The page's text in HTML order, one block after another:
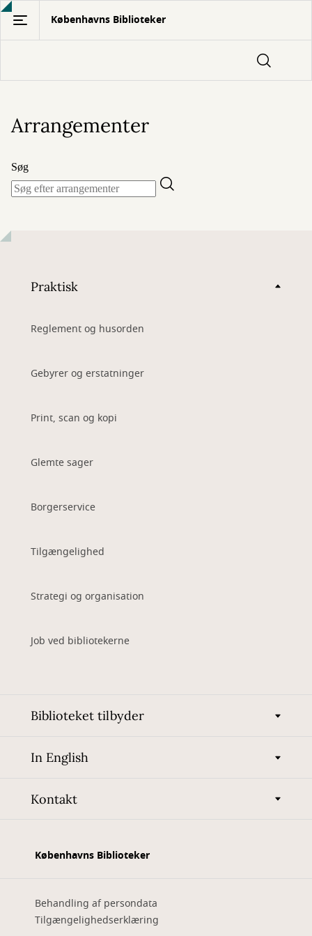
Gå
hovedindhold
Københavns Biblioteker
Arrangementer
Søg
Praktisk
Reglement og husorden
Gebyrer og erstatninger
Print, scan og kopi
Glemte sager
Borgerservice
Tilgængelighed
Strategi og organisation
Job ved bibliotekerne
Biblioteket tilbyder
In English
Kontakt
Københavns Biblioteker
Behandling af persondata
Tilgængelighedserklæring